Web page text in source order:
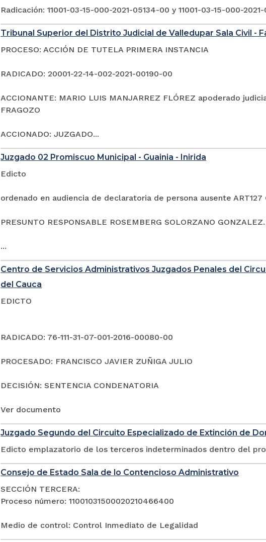
Radicación: 11001-03-15-000-2021-05134-00 y 11001-03-15-000-
Tribunal Superior del Distrito Judicial de Valledupar Sala Civil -
PROCESO: ACCIÓN DE TUTELA PRIMERA INSTANCIA
RADICADO: 20001-22-14-002-2021-00190-00
ACCIONANTE: MARIO LUIS MANJARREZ FLÓREZ apoderado
FRAGOZO
ACCIONADO: JUZGADO...
Juzgado 02 Promiscuo Municipal - Guainia - Inirida
Edicto
ordenado en audiencia de declaratoria de persona ausente ART127
PRESUNTO RESPONSABLE ROSEMBERG SOLORZANO
...
Centro de Servicios Administrativos Juzgados Penales del
del Cauca
EDICTO
RADICADO: 76-111-31-07-001-2016-00080-00
PROCESADO: FRANCISCO JAVIER ZUÑIGA JULIO
DECISIÓN: SENTENCIA CONDENATORIA
Ver documento
Juzgado Segundo del Circuito Especializado de Extinción de
Edicto emplazatorio de los terceros indeterminados dentro del
Consejo de Estado Sala de lo Contencioso Administrativo
SECCIÓN TERCERA:
Proceso número: 11001031500020210466400
Medio de control: Control Inmediato de Legalidad